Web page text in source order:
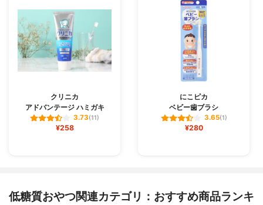
クリニカ
アドバンテージ ハミガキ
3.73(11)
¥258
にこピカ
ベビー歯ブラシ
3.65(1)
¥280
低糖質おやつ関連カテゴリ：おすすめ商品ランキ